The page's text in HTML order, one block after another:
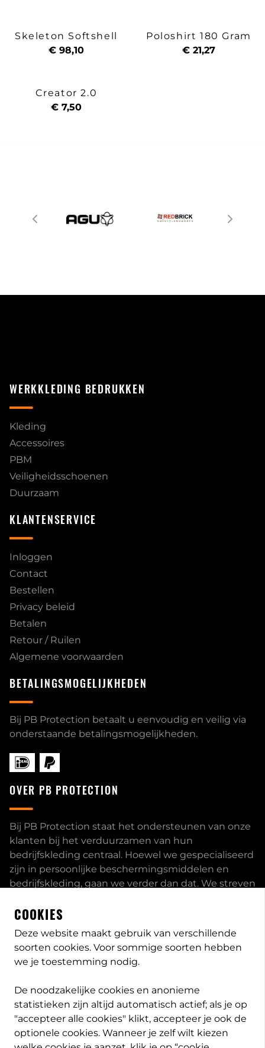
Skeleton Softshell
€ 98,10
Poloshirt 180 Gram
€ 21,27
Creator 2.0
€ 7,50
WERKKLEDING BEDRUKKEN
Kleding
Accessoires
PBM
Veiligheidsschoenen
Duurzaam
KLANTENSERVICE
Inloggen
Contact
Bestellen
Privacy beleid
Betalen
Retour / Ruilen
Algemene voorwaarden
BETALINGSMOGELIJKHEDEN
Bij PB Protection betaalt u eenvoudig en veilig via
onderstaande betalingsmogelijkheden.
OVER PB PROTECTION
Bij PB Protection staat het ondersteunen van onze
klanten bij het verduurzamen van hun
bedrijfskleding centraal. Hoewel we gespecialiseerd
zijn in persoonlijke beschermingsmiddelen en
bedrijfskleding, gaan we verder dan dat. We streven
bieden een uitgebreid servicepakket aan, inclusief
Dit zijn enkele van onze mogelijkheden. Heeft u
speciale wensen, neemcontact
PB-Protection
COOKIES
Deze website maakt gebruik van verschillende
soorten cookies. Voor sommige soorten hebben
we je toestemming nodig.
De noodzakelijke cookies en anonieme
statistieken zijn altijd automatisch actief; als je op
"accepteer alle cookies" klikt, accepteer je ook de
optionele cookies. Wanneer je zelf wilt kiezen